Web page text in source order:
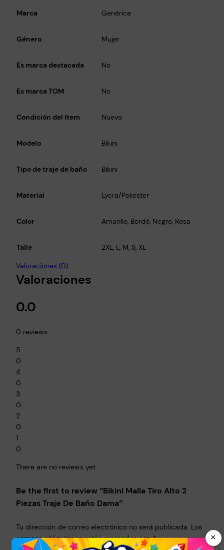
×
Marca Genérica
Género Mujer
Es marca destacada No
Es marca TOM No
Condición del ítem Nuevo
Modelo Bikini
Tipo de traje de baño Bikini
Material Lycra/Poliester
Color Amarillo, Bordó, Negro, Rosa
Talle 2XL, L, M, S, XL
Valoraciones (0)
Valoraciones
0.0
0 reviews
5
0
4
0
3
0
2
0
1
0
There are no reviews yet.
Be the first to review “Bikini Malla Tiro Alto 2
Piezas Traje De Baño Dama”
Tu dirección de correo electrónico no será publicada. Los
campos obligatorios están marcados con*